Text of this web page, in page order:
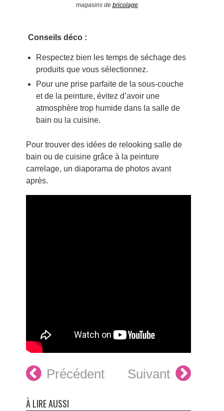
magasins de bricolage.
Conseils déco :
Respectez bien les temps de séchage des
produits que vous sélectionnez.
Pour une prise parfaite de la sous-couche
et de la peinture, évitez d’avoir une
atmosphère trop humidedans la salle de
bain ou la cuisine.
Pour trouver des idées de relooking salle de
bain ou de cuisine grâce à la peinture
carrelage, un diaporama de photos avant
après.
Précédent Suivant
À LIRE AUSSI